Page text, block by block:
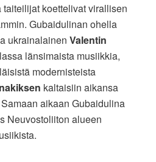
koettelivat virallisen
Gubaidulinan ohella
ukrainalainenValentin
länsimaista musiikkia,
modernisteista
kaltaisiin aikansa
aikaan Gubaidulina
Neuvostoliiton alueen